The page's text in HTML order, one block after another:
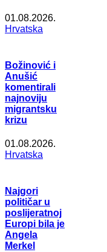
01.08.2026.
Hrvatska
Božinović i
Anušić
komentirali
najnoviju
migrantsku
krizu
01.08.2026.
Hrvatska
Najgori
političar u
poslijeratnoj
Europi bila je
Angela
Merkel